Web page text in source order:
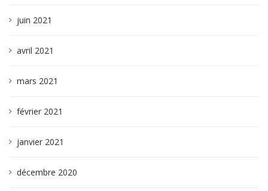
juin 2021
avril 2021
mars 2021
février 2021
janvier 2021
décembre 2020